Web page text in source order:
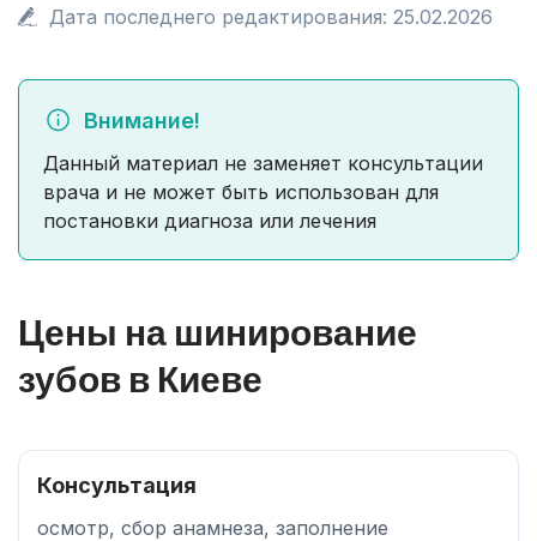
Дата последнего редактирования: 25.02.2026
Внимание!
Данный материал не заменяет консультации
врача и не может быть использован для
постановки диагноза или лечения
Цены на шинирование
зубов в Киеве
Консультация
осмотр, сбор анамнеза, заполнение